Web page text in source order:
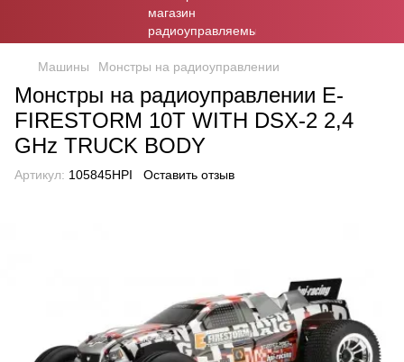
Машины Монстры на радиоуправлении
Монстры на радиоуправлении E-
FIRESTORM 10T WITH DSX-2 2,4
GHz TRUCK BODY
Артикул: 105845HPI Оставить отзыв